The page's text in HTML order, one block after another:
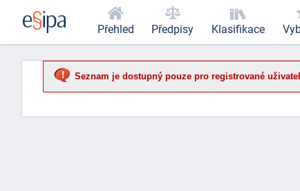
Seznam je dostupný pouze pro registrované
Přehled Předpisy Klasifikace